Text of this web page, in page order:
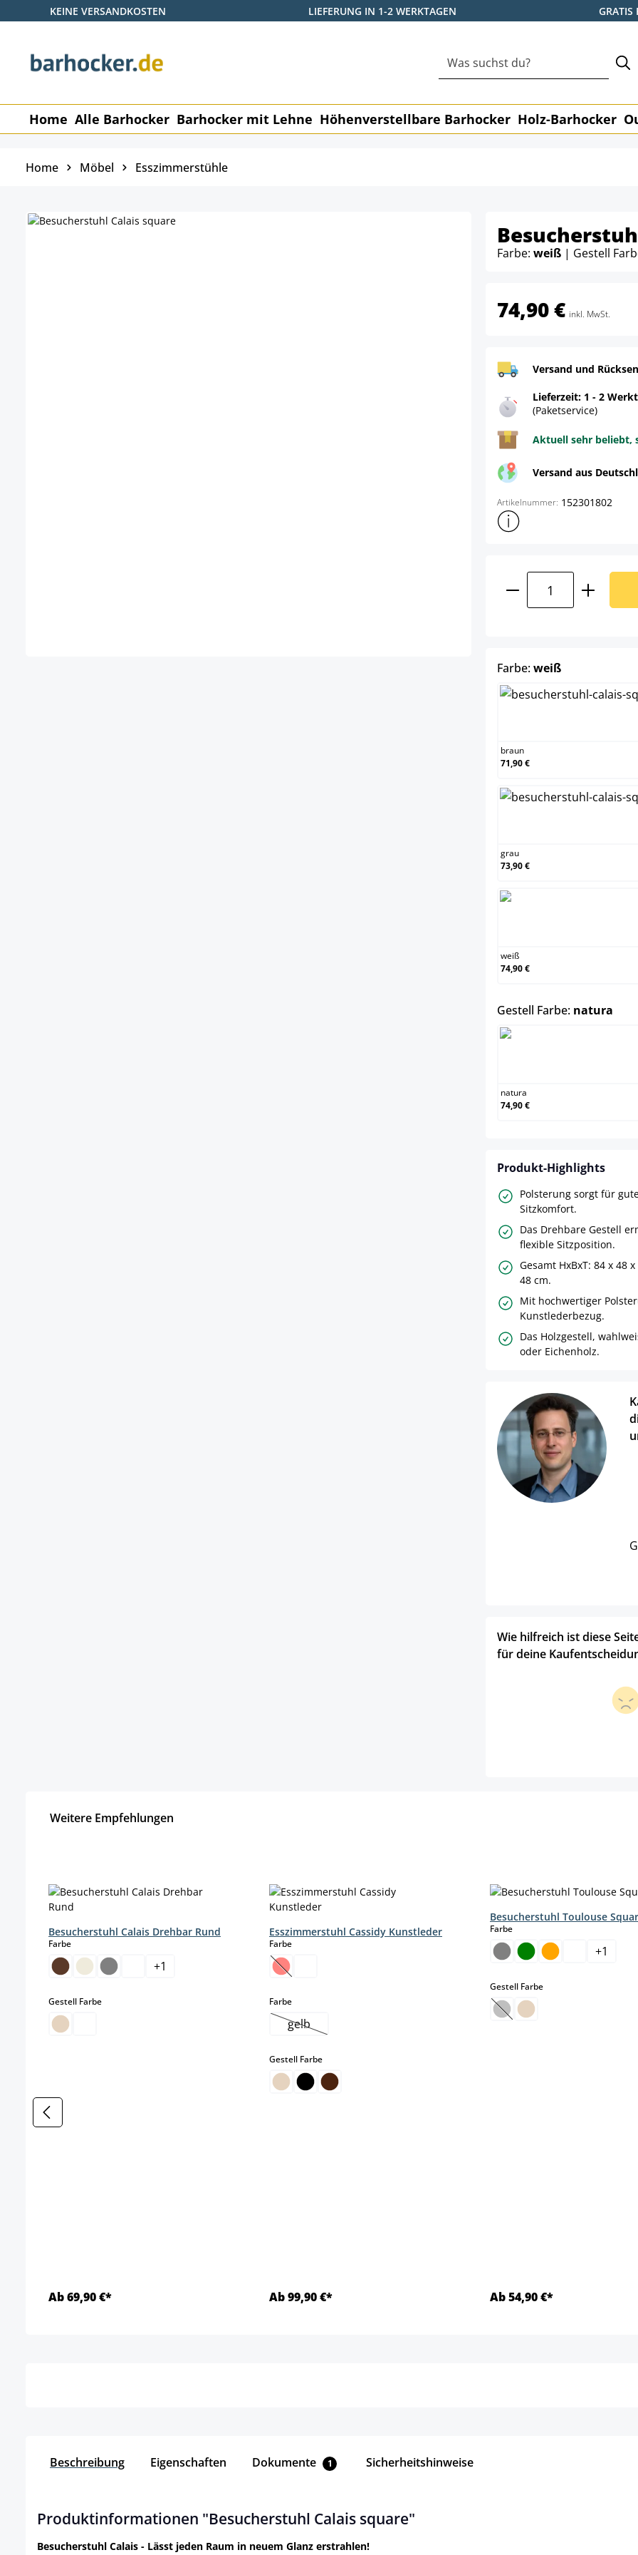
Hauptinhalt springen
Zur Suche springen
Zur Hauptnavigation springen
KEINE VERSANDKOSTEN LIEFERUNG IN 1-2 WERKTAGEN GRATIS
Home Alle Barhocker Barhocker mit Lehne Höhenverstellbare Barhocker Holz-Barhocker
Home Möbel Esszimmerstühle
Farbe: weiß | Gestell
74,90 € inkl. MwSt.
Versand und
Lieferzeit: 1 - 2
(Paketservice)
Aktuell sehr beliebt,
Versand aus
Artikelnummer: 152301802
Weitere
Produkt Anzahl:
Farbe:weißauswählen
braun
71,90 €
grau
73,90 €
weiß
74,90 €
Gestell Farbe: natura
natura
74,90 €
Produkt-Highlights
Polsterung sorgt für
Sitzkomfort.
Das Drehbare Gestell
flexible Sitzposition.
Gesamt HxBxT: 84 x 48
48 cm.
Mit hochwertiger
Kunstlederbezug.
Das Holzgestell,
oder Eichenholz.
Wie hilfreich ist diese
für deine
Weitere Empfehlungen
Besucherstuhl Calais Drehbar Rund
Farbeauswählen
+1
Gestell Farbeauswählen
Ab 69,90 €*
Esszimmerstuhl Cassidy Kunstleder
Farbeauswählen
(Diese Option ist zurzeit nicht verfügbar.)
Farbeauswählen
gelb(Diese Option ist zurzeit nicht verfügbar.)
Gestell Farbeauswählen
Ab 99,90 €*
Besucherstuhl Toulouse
Farbeauswählen
+1
Gestell Farbeauswählen
(Diese Option ist zurzeit
Ab 54,90 €*
Beschreibung Eigenschaften Dokumente 1 Sicherheitshinweise
Produktinformationen "Besucherstuhl Calais square"
Besucherstuhl Calais - Lässt jeden Raum in neuem Glanz erstrahlen!